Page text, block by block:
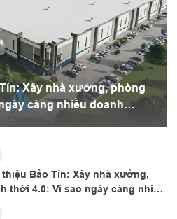
Xây nhà xưởng, phòng
càng nhiều doanh
Bảo Tín: Xây nhà xưởng,
thời 4.0: Vì sao ngày càng nhiều
chọn tấm panel?